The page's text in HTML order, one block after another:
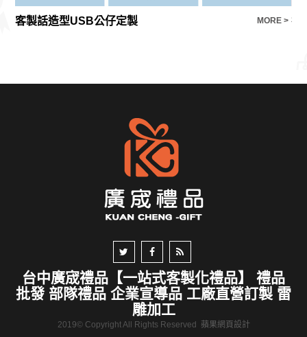
客製話造型USB公仔定製 MORE > 禮
台中廣宬禮品【一站式客製化禮品】 禮品
批發 部隊禮品 企業宣導品 工廠直營訂製 雷
雕加工
2019© Copyright All Rights Reserved 蘋果網頁設計